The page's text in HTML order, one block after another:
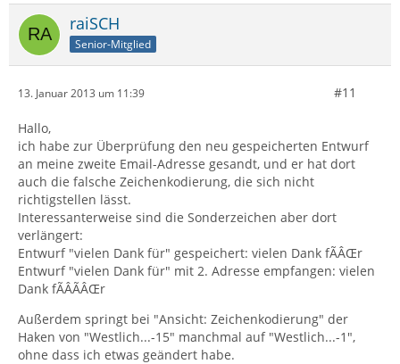
raiSCH
Senior-Mitglied
13. Januar 2013 um 11:39 #11
Hallo,
ich habe zur Überprüfung den neu gespeicherten Entwurf
an meine zweite Email-Adresse gesandt, und er hat dort
auch die falsche Zeichenkodierung, die sich nicht
richtigstellen lässt.
Interessanterweise sind die Sonderzeichen aber dort
verlängert:
Entwurf "vielen Dank für" gespeichert: vielen Dank fÃÂŒr
Entwurf "vielen Dank für" mit 2. Adresse empfangen: vielen
Dank fÃÂÃÂŒr
Außerdem springt bei "Ansicht: Zeichenkodierung" der
Haken von "Westlich...-15" manchmal auf "Westlich...-1",
ohne dass ich etwas geändert habe.